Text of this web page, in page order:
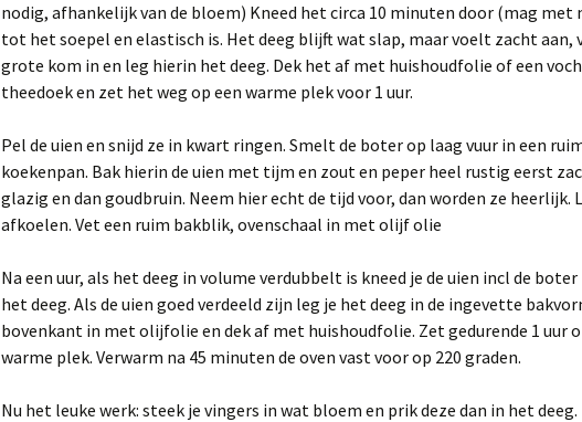
nodig, afhankelijk van de bloem) Kneed het circa 10 minuten door (mag met
tot het soepel en elastisch is. Het deeg blijft wat slap, maar voelt zacht aan,
grote kom in en leg hierin het deeg. Dek het af met huishoudfolie of een
theedoek en zet het weg op een warme plek voor 1 uur.
Pel de uien en snijd ze in kwart ringen. Smelt de boter op laag vuur in een
koekenpan. Bak hierin de uien met tijm en zout en peper heel rustig eerst
glazig en dan goudbruin. Neem hier echt de tijd voor, dan worden ze heerlijk.
afkoelen. Vet een ruim bakblik, ovenschaal in met olijf olie
Na een uur, als het deeg in volume verdubbelt is kneed je de uien incl de
het deeg. Als de uien goed verdeeld zijn leg je het deeg in de ingevette
bovenkant in met olijfolie en dek af met huishoudfolie. Zet gedurende 1 uur
warme plek. Verwarm na 45 minuten de oven vast voor op 220 graden.
Nu het leuke werk: steek je vingers in wat bloem en prik deze dan in het